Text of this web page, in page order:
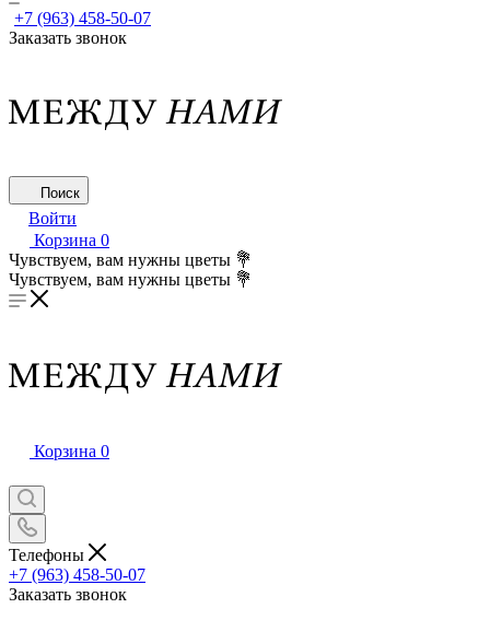
+7 (963) 458-50-07
Заказать звонок
Поиск
Войти
Корзина 0
Чувствуем, вам нужны цветы 💐
Чувствуем, вам нужны цветы 💐
Корзина 0
Телефоны
+7 (963) 458-50-07
Заказать звонок